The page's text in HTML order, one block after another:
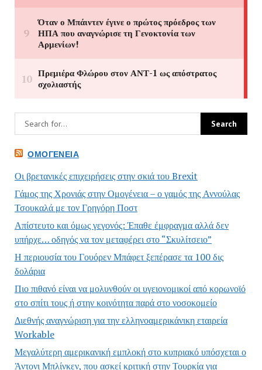
ΟΜΟΓΈΝΕΙΑ
Οι βρετανικές επιχειρήσεις στην σκιά του Brexit
Γάμος της Χρονιάς στην Ομογένεια – ο γαμός της Αννούλας
Τσουκαλά με τον Γρηγόρη Ποστ
Απίστευτο και όμως γεγονός: Έπαθε έμφραγμα αλλά δεν
υπήρχε… οδηγός να τον μεταφέρει στο “Σκυλίτσειο”
Η περιουσία του Γουόρεν Μπάφετ ξεπέρασε τα 100 δις
δολάρια
Πιο πιθανό είναι να μολυνθούν οι υγειονομικοί από κορωνοϊό
στο σπίτι τους ή στην κοινότητα παρά στο νοσοκομείο
Διεθνής αναγνώριση για την ελληνοαμερικάνικη εταιρεία
Workable
Μεγαλύτερη αμερικανική εμπλοκή στο κυπριακό υπόσχεται ο
Άντονι Μπλίνκεν, που ασκεί κριτική στην Τουρκία για